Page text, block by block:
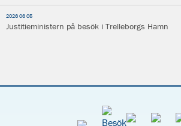
2026 06 05
Justitieministern på besök i Trelleborgs Hamn